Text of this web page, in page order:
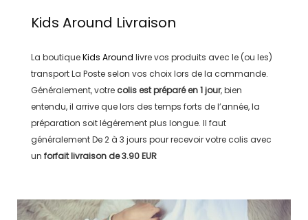
Kids Around Livraison
La boutiqueKids Around livre vos produits avec le (ou les)
transportLa Posteselon vos choix lors de la commande.
Généralement, votre colis est préparé en1 jour, bien
entendu, il arrive que lors des temps forts de l’année, la
préparation soit légérement plus longue. Il faut
généralementDe 2 à 3 jours pour recevoir votre colis avec
un forfait livraison de3.90 EUR